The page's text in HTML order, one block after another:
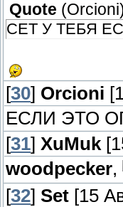
Quote (Orcioni
СЕТ У ТЕБЯ
[30] Orcioni
ЕСЛИ ЭТО
[31] XuMuk
woodpecker,
[32] Set [15